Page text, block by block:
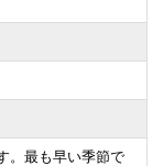
。最も早い季節で